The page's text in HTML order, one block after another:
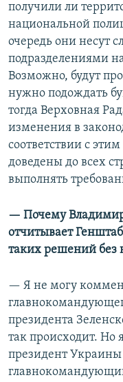
получили ли
национальной
очередь они несут
подразделениями
Возможно, будут
нужно подождать
тогда Верховная
изменения в
соответствии с
доведены до всех
выполнять
— Почему
отчитывает
таких решений без
— Я не могу
президента
так происходит. Но
президент